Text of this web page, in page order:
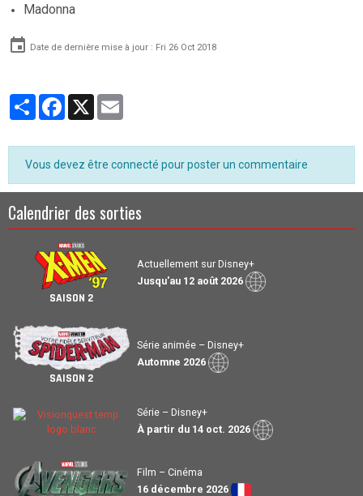
Madonna
Date de dernière mise à jour : Fri 26 Oct 2018
PartagerFacebook
X
Vous devez être connecté pour poster un commentaire
Calendrier des sorties
SAISON 2
Actuellement sur Disney+
Jusqu'au 12 août 2026
SAISON 2
Série animée – Disney+
Automne 2026
Série – Disney+
À partir du 14 oct. 2026
Film – Cinéma
16 décembre 2026